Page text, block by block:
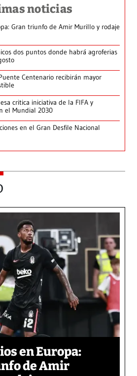
noticias
Gran triunfo de Amir Murillo y rodaje
dos puntos donde habrá agroferias
Centenario recibirán mayor
critica iniciativa de la FIFA y
el Mundial 2030
en el Gran Desfile Nacional
en Europa:
de Amir